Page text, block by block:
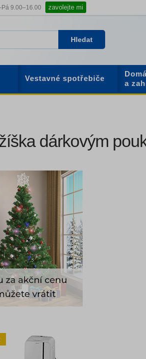
9.00–16.00 zavolejte mi
Hledat
Vestavné spotřebiče
a
dárkovým